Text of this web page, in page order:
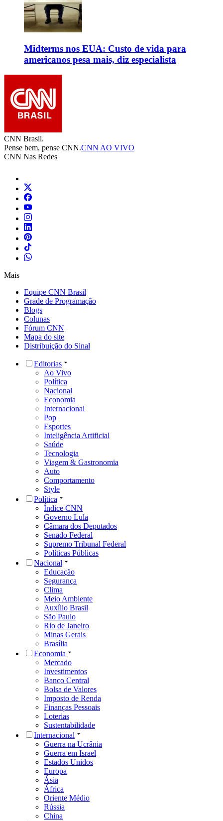
Midterms nos EUA: Custo de vida para
americanos pesa mais, diz especialista
CNN Brasil.
Pense bem, pense CNN.CNN AO VIVO
CNN Nas Redes
Mais
Equipe CNN Brasil
Grade de Programação
Blogs
Colunas
Fórum CNN
Mapa do site
Distribuição do Sinal
Editorias
Ao Vivo
Política
Nacional
Economia
Internacional
Pop
Esportes
Inteligência Artificial
Saúde
Tecnologia
Viagem & Gastronomia
Auto
Comportamento
Style
Política
Índice CNN
Governo Lula
Câmara dos Deputados
Senado Federal
Supremo Tribunal Federal
Políticas Públicas
Nacional
Educação
Segurança
Clima
Meio Ambiente
Auxílio Brasil
São Paulo
Rio de Janeiro
Minas Gerais
Brasília
Economia
Mercado
Investimentos
Banco Central
Bolsa de Valores
Imposto de Renda
Finanças Pessoais
Loterias
Sustentabilidade
Internacional
Guerra na Ucrânia
Guerra em Israel
Estados Unidos
Europa
Ásia
África
Oriente Médio
Rússia
China